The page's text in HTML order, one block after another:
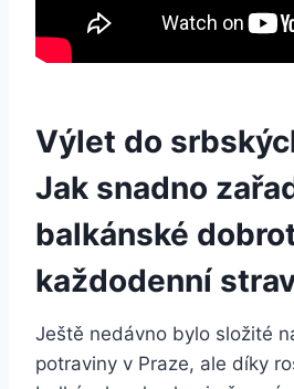
Výlet do
Jak snadno
balkánské
každodenní
Ještě nedávno bylo složité
potraviny v Praze, ale díky